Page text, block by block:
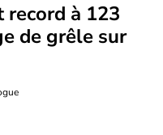
record à 123
de grêle sur